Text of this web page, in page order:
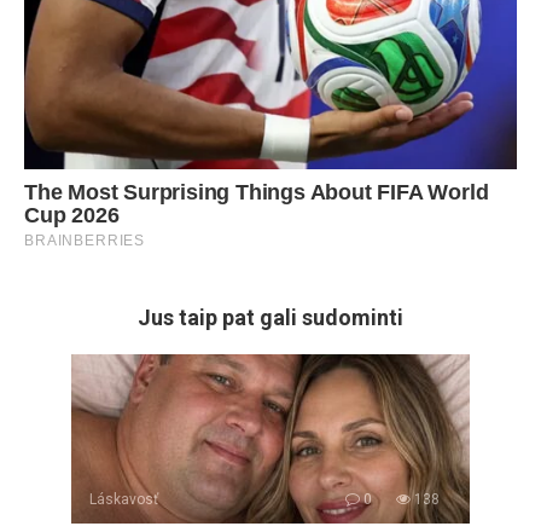
Jus taip pat gali sudominti
Láskavosť 0 138